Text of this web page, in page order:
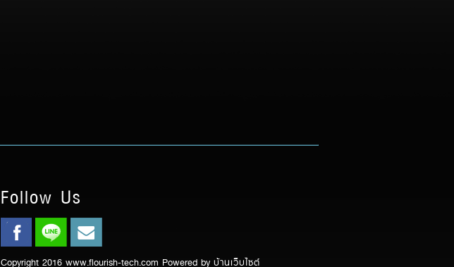
Follow Us
Copyright 2016 www.flourish-tech.com Powered byบ้านเว็บไซต์